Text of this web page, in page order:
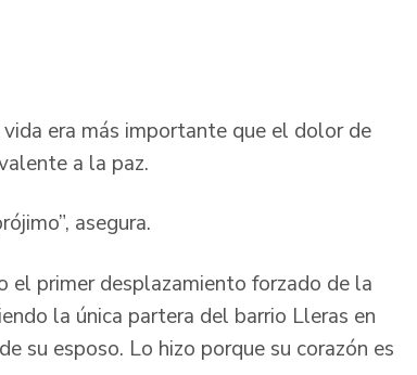
era más importante que el dolor de
a la paz.
asegura.
el primer desplazamiento forzado de la
la única partera del barrio Lleras en
su esposo. Lo hizo porque su corazón es